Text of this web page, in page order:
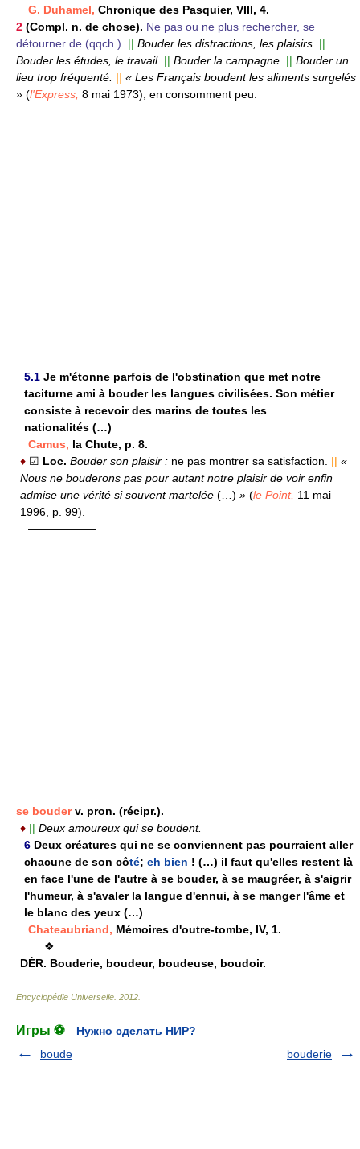
G. Duhamel, Chronique des Pasquier, VIII, 4.
2 (Compl. n. de chose). Ne pas ou ne plus rechercher, se
détourner de (qqch.).
|| Bouder les distractions, les plaisirs. ||
Bouder les études, le travail. || Bouder la campagne. || Bouder un
lieu trop fréquenté. || « Les Français boudent les aliments surgelés
» (l'Express, 8 mai 1973), en consomment peu.
5.1 Je m'étonne parfois de l'obstination que met notre
taciturne ami à bouder les langues civilisées. Son métier
consiste à recevoir des marins de toutes les
nationalités (…)
Camus, la Chute, p. 8.
♦ ☑ Loc. Bouder son plaisir : ne pas montrer sa satisfaction. || «
Nous ne bouderons pas pour autant notre plaisir de voir enfin
admise une vérité si souvent martelée (…) » (le Point, 11 mai
1996, p. 99).
——————
se bouder v. pron. (récipr.).
♦ || Deux amoureux qui se boudent.
6 Deux créatures qui ne se conviennent pas pourraient aller
chacune de son côté; eh bien ! (…) il faut qu'elles restent là
en face l'une de l'autre à se bouder, à se maugréer, à s'aigrir
l'humeur, à s'avaler la langue d'ennui, à se manger l'âme et
le blanc des yeux (…)
Chateaubriand, Mémoires d'outre-tombe, IV, 1.
❖
DÉR. Bouderie, boudeur, boudeuse, boudoir.
Encyclopédie Universelle 2012
Игры ⚽
Нужно сделать НИР?
boude
bouderie